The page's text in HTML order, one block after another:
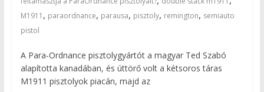
M1911 , paraordnance, parausa, pisztoly, remington, semiauto
pistol
A Para-Ordnance pisztolygyártót a magyar Ted Szabó
alapította kanadában, és úttörő volt a kétsoros táras
M1911 pisztolyok piacán, majd az